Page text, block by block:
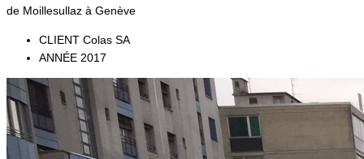
de Moillesullaz à Genève
CLIENT Colas SA
ANNÉE 2017